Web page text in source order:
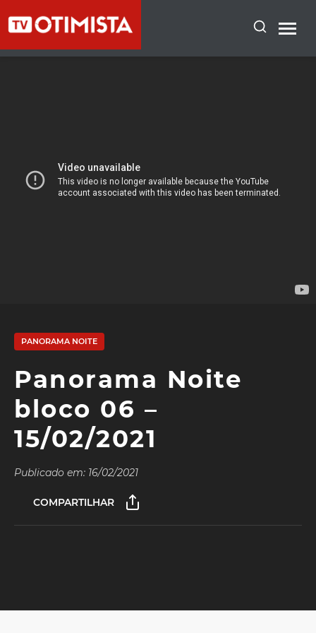
PANORAMA NOITE
Panorama Noite
bloco 06 –
15/02/2021
Publicado em: 16/02/2021
COMPARTILHAR